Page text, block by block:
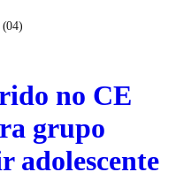
(04)
no CE
grupo
adolescente